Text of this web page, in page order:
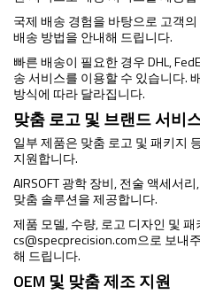
국제 배송 경험을 바탕으로 고객
배송 방법을 안내해 드립니다.
빠른 배송이 필요한 경우 DHL,
송 서비스를 이용할 수 있습니다.
방식에 따라 달라집니다.
맞춤 로고 및 브랜드 서비
일부 제품은 맞춤 로고 및 패키지
지원합니다.
AIRSOFT 광학 장비, 전술 액세서
맞춤 솔루션을 제공합니다.
제품 모델, 수량, 로고 디자인 및
cs@specprecision.com으로 보내
해 드립니다.
OEM 및 맞춤 제조 지원